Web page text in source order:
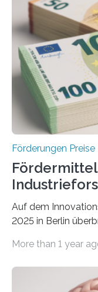
Förderungen Preise
Fördermittel
Auf dem
2025 in Berlin
Überplanmäßige
Woche vom
More than 1 year